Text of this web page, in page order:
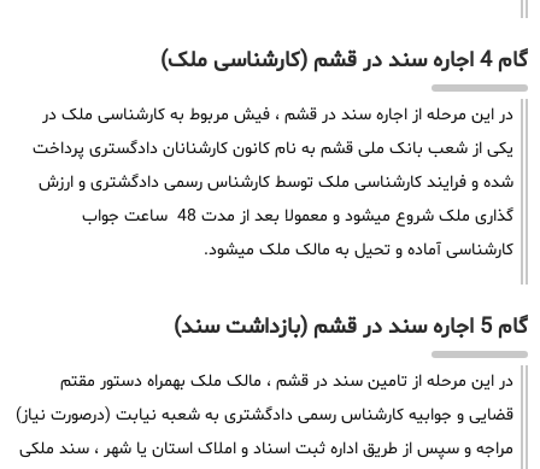
گام 4 اجاره سند در قشم (کارشناسی ملک)
در این مرحله از اجاره سند در قشم ، فیش مربوط به کارشناسی ملک در
یکی از شعب بانک ملی قشم به نام کانون کارشنانان دادگستری پرداخت
شده و فرایند کارشناسی ملک توسط کارشناس رسمی دادگشتری و ارزش
گذاری ملک شروع میشود و معمولا بعد از مدت 48 ساعت جواب
کارشناسی آماده و تحیل به مالک ملک میشود.
گام 5 اجاره سند در قشم (بازداشت سند)
در این مرحله از تامین سند در قشم ، مالک ملک بهمراه دستور مقتم
قضایی و جوابیه کارشناس رسمی دادگشتری به شعبه نیابت (درصورت نیاز)
مراجه و سپس از طریق اداره ثبت اسناد و املاک استان یا شهر ، سند ملکی